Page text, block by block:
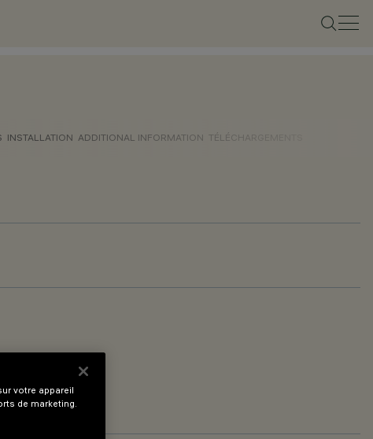
INSTALLATION ADDITIONAL INFORMATION TÉLÉCHARGEMENTS
votre appareil
de marketing.